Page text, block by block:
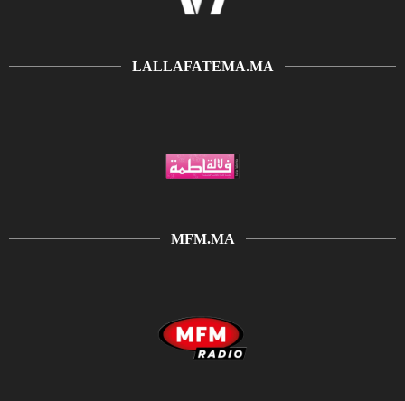
LALLAFATEMA.MA
MFM.MA